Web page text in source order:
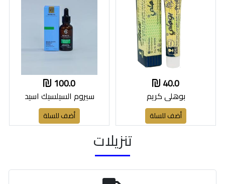
40.0
بوهلي كريم
أضف للسلة
100.0
سيروم السيلسيك اسيد
أضف للسلة
تنزيلات